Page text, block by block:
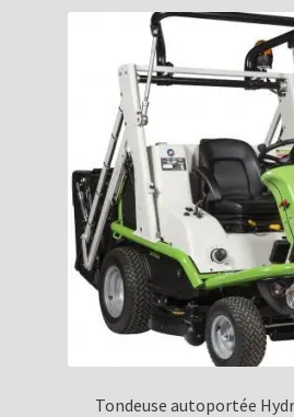
Tondeuse autoportée